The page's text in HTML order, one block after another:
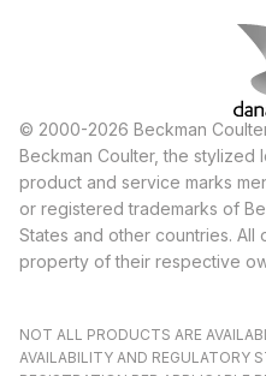
© 2000-2026 Beckman
Beckman Coulter, the stylized
product and service marks
or registered trademarks of
States and other countries. All
property of their respective
NOT ALL PRODUCTS ARE
AVAILABILITY AND REGULATORY